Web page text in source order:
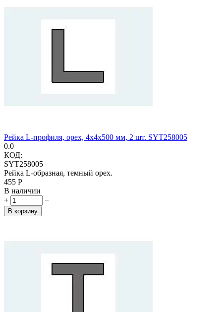
Рейка L-профиля, орех, 4х4х500 мм, 2 шт. SYT258005
0.0
КОД:
SYT258005
Рейка L-образная, темный орех.
‍455‍ Р
В наличии
+
−
В корзину